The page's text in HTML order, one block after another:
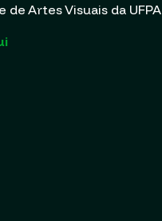
de Artes Visuais da UFPA